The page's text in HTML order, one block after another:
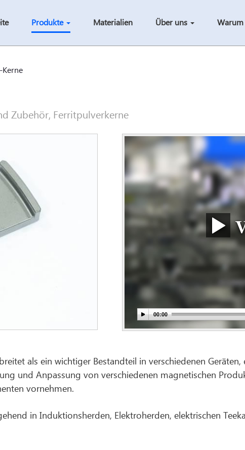
Produkte Materialien Über uns
Kerne
Zubehör, Ferritpulverkerne
als ein wichtiger Bestandteil in verschiedenen
und Anpassung von verschiedenen magnetischen
vornehmen.
in Induktionsherden, Elektroherden, elektrischen